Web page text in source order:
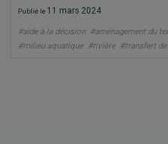
Publié le 11 mars 2024
#aide à la décision #aménagement du
#milieu aquatique
#rivière #transfert